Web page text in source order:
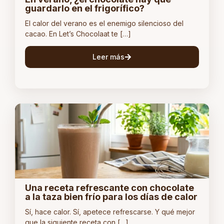
guardarlo en el frigorífico?
El calor del verano es el enemigo silencioso del
cacao. En Let’s Chocolaat te […]
Leer más
Una receta refrescante con chocolate
a la taza bien frío para los días de calor
Sí, hace calor. Sí, apetece refrescarse. Y qué mejor